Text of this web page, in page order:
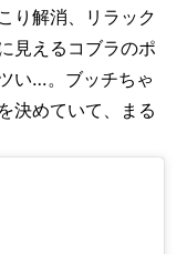
り解消、リラック
見えるコブラのポ
い…。ブッチちゃ
決めていて、まる